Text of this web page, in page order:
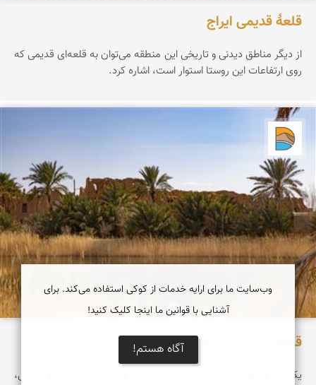
قلعۀ قدیمی ایراج
از دیگر مناطق دیدنی و تاریخی این منطقه می‌توان به قلعه‌ای قدیمی که
روی ارتفاعات این روستا استوار است، اشاره کرد.
قلعۀ ساسانی گرمه
یکی از مناطق گردشگری گرمه، قلعه‌ای قدیمی ساخته‌شده از گل،
وب‌سایت ما برای ارایه خدمات از کوکی استفاده می‌کند. برای
آشنایی با قوانین ما اینجا کلیک کنید!
آگاه هستم!